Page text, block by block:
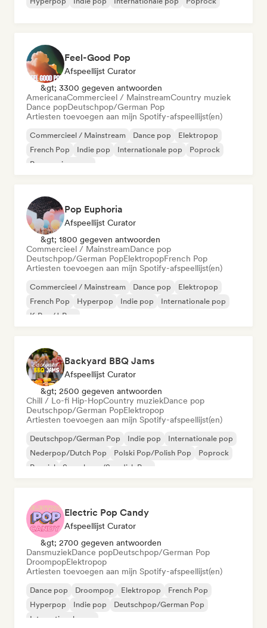
Feel-Good Pop
Afspeellijst Curator
&gt; 3300 gegeven antwoorden
AmericanaCommercieel / MainstreamCountry muziek
Dance popDeutschpop/German Pop
Artiesten toevoegen aan mijn Spotify-afspeellijst(en)
Commercieel / Mainstream Dance pop
Elektropop
French Pop
Indie pop Internationale pop
Poprock
Progressieve pop
Pop Euphoria
Afspeellijst Curator
&gt; 1800 gegeven antwoorden
Commercieel / MainstreamDance pop
Deutschpop/German PopElektropopFrench Pop
Artiesten toevoegen aan mijn Spotify-afspeellijst(en)
Commercieel / Mainstream Dance pop
Elektropop
French Pop
Hyperpop Indie pop
Internationale pop
K-Pop/J-Pop
Backyard BBQ Jams
Afspeellijst Curator
&gt; 2500 gegeven antwoorden
Chill / Lo-fi Hip-HopCountry muziekDance pop
Deutschpop/German PopElektropop
Artiesten toevoegen aan mijn Spotify-afspeellijst(en)
Deutschpop/German Pop Indie pop
Internationale pop
Nederpop/Dutch Pop
Polski Pop/Polish Pop
Poprock
Popziel
Svenskpop/Swedish Pop
Electric Pop Candy
Afspeellijst Curator
&gt; 2700 gegeven antwoorden
DansmuziekDance popDeutschpop/German Pop
DroompopElektropop
Artiesten toevoegen aan mijn Spotify-afspeellijst(en)
Dance pop Droompop Elektropop
French Pop
Hyperpop
Indie pop
Deutschpop/German Pop
Internationale pop